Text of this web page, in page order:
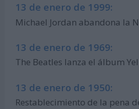
13 de enero de 1999:
Michael Jordan abandona la
13 de enero de 1969:
The Beatles lanza el álbum
13 de enero de 1950:
Restablecimiento de la pena